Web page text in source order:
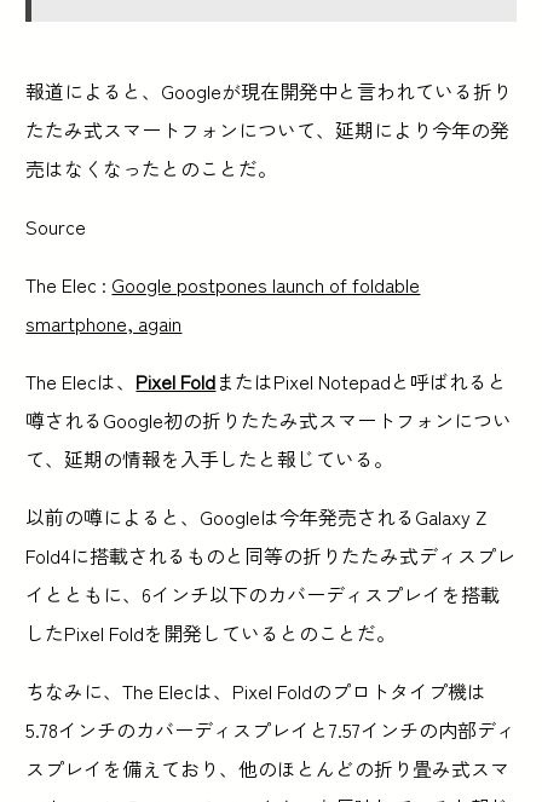
報道によると、Googleが現在開発中と言われている折り
たたみ式スマートフォンについて、延期により今年の発
売はなくなったとのことだ。
Source
The Elec : Google postpones launch of foldable
smartphone, again
The Elecは、 Pixel FoldまたはPixel Notepadと呼ばれると
噂されるGoogle初の折りたたみ式スマートフォンについ
て、延期の情報を入手したと報じている。
以前の噂によると、Googleは今年発売されるGalaxy Z
Fold4に搭載されるものと同等の折りたたみ式ディスプレ
イとともに、6インチ以下のカバーディスプレイを搭載
したPixel Foldを開発しているとのことだ。
ちなみに、The Elecは、Pixel Foldのプロトタイプ機は
5.78インチのカバーディスプレイと7.57インチの内部ディ
スプレイを備えており、他のほとんどの折り畳み式スマ